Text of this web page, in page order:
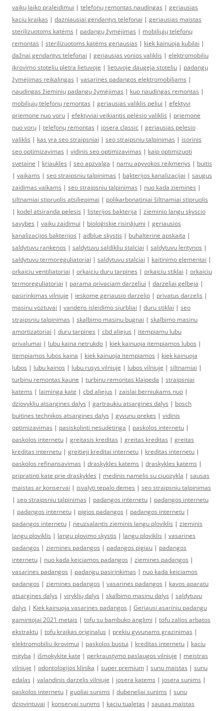
vaikų laiko praleidimui | telefonų remontas naudingas | geriausias
kaciu kraikas | dazniausiai gendantys telefonai | geriausias maistas
sterilizuotoms katėms | padangų žymėjimas | mobiliųjų telefonų
remontas | sterilizuotoms katėms geriausias | kiek kainuoja kubilai |
dažnai gendantys telefonai | geriausias vonios valiklis | elektromobiliu
ikrovimo stoteliu pletra lietuvoje | lietuvoje daugeja stoteliu | padangų
žymėjimas reikalingas | vasarinės padangos elektromobiliams |
naudingas žieminių padangų žymėjimas | kuo naudingas remontas |
mobiliųjų telefonų remontas | geriausias valiklis peliui | efektyvi
priemone nuo voru | efektyviai veikiantis pelėsio valiklis | priemonė
nuo vorų | telefonų remontas | josera classic | geriausias pelesio
valiklis | kas yra seo straipsniai | seo straipsniu talpinimas | isorinis
seo optimizavimas | vidinis seo optimizavimas | kaip optimizuoti
svetaine | kriaukles | seo apzvalga | namu apyvokos reikmenys | buitis
| vaikams | seo straipsniu talpinimas | bakterijos kanalizacijai | saugus
zaidimas vaikams | seo straipsniu talpinimas | nuo kada ziemines |
siltnamiai stipruolis atsiliepimai | polikarbonatiniai šiltnamiai stipruolis
| kodel atsiranda pelesis | listerijos bakterija | zieminio langu skyscio
savybes | vaiku zaidimui | bioloģiskie risinājumi | geriausios
kanalizacijos bakterijos | adblue skystis | buhalterine apskaita |
saldytuvu rankenos | saldytuvu saldikliu stalciai | saldytuvu lentynos |
saldytuvu termoreguliatoriai | saldytuvu stalciai | kaitinimo elementai |
orkaiciu ventiliatoriai | orkaiciu duru tarpines | orkaiciu stiklai | orkaiciu
termoreguliatoriai | parama privaciam darzeliui | darzeliai gelbeja |
pasirinkimas vilniuje | ieskome geriausio darzelio | privatus darzelis |
masinu voztuvai | vandens isleidimo siurbliai | duru stiklai | seo
straipsniu talpinimas | skalbimo masinu bugnai | skalbimo masinu
amortizatoriai | duru tarpines | cbd aliejus | itempiamu lubu
privalumai | lubu kaina netrukdo | kiek kainuoja itempiamos lubos |
itempiamos lubos kaina | kiek kainuoja itempiamos | kiek kainuoja
lubos | lubu kainos | lubu rusys vilniuje | lubos vilniuje | siltnamiai |
turbinu remontas kaune | turbinu remontas klaipeda | straipsniai
katems | laiminga kate | cbd aliejus | zaislai berniukams nuo |
dziovykliu atsargines dalys | gartraukiu atsargines dalys | bosch
buitines technikos atsargines dalys | gyvunu prekes | vidinis
optimizavimas | pasiskolinti nesudėtinga | paskolos internetu |
paskolos internetu | greitasis kreditas | greitas kreditas | greitas
kreditas internetu | greitieji kreditai internetu | kreditas internetu |
paskolos refinansavimas | draskykles katems | draskykles katems |
pripratinti kate prie draskykles | medinis namelis su ciuozykla | sausas
maistas ar konservai | isvalyti tepalo demes | seo straipsniu talpinimas
| seo straipsniu talpinimas | padangos internetu | padangos internetu
| padangos internetu | pigios padangos | padangos internetu |
padangos internetu | neuzsalantis zieminis langu ploviklis | zieminis
langu ploviklis | langu plovimo skystis | langu ploviklis | vasarines
padangos | ziemines padangos | padangos pigiau | padangos
internetu | nuo kada keiciamos padangos | ziemines padangos |
vasarines padangos | padangu pasirinkimas | nuo kada keiciamos
padangos | ziemines padangos | vasarines padangos | kavos aparatu
atsargines dalys | viryklių dalys | skalbimo masinu dalys | saldytuvu
dalys | Kiek kainuoja vasarines padangos | Geriausi asariniu padangu
gamintojai 2021 metais | tofu su bambuko anglimi | tofu zalios arbatos
ekstraktu | tofu kraikas originalus | prekiu gyvunams grazinimas |
elektromobiliu ikrovimui | paskolos bustui | kreditas internetu | kaciu
mityba | išmokykite katę | perkraustymo paslaugos vilniuje | meistras
vilniuje | odontologijos klinika | super premium | sunu maistas | sunu
edalas | valandinis darzelis vilniuje | josera katems | josera sunims |
paskolos internetu | guoliai sunims | dubeneliai sunims | sunu
dziovintuvai | konservai sunims | kaciu tualetas | sausas maistas